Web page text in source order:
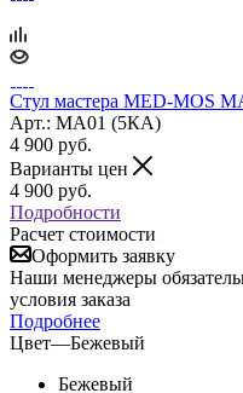
Стул мастера MED-MOS
Арт.: MA01 (5КА)
4 900 руб.
Варианты цен
4 900 руб.
Подробности
Расчет стоимости
Оформить заявку
Наши менеджеры
условия заказа
Подробнее
Цвет—Бежевый
Бежевый